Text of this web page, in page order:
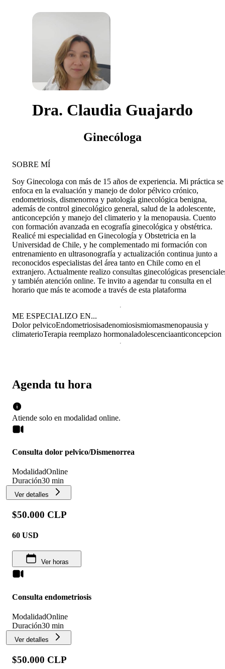
Dra. Claudia Guajardo
Ginecóloga
Agenda tu hora
Atiende solo en modalidad online.
Consulta dolor pelvico/Dismenorrea
ModalidadOnline
Duración30 min
Ver detalles
$50.000 CLP
60 USD
Ver horas
Consulta endometriosis
ModalidadOnline
Duración30 min
Ver detalles
$50.000 CLP
SOBRE MÍ
Soy Ginecologa con más de 15 años de experiencia. Mi práctica se
enfoca en la evaluación y manejo de dolor pélvico crónico,
endometriosis, dismenorrea y patología ginecológica benigna,
además de control ginecológico general, salud de la adolescente,
anticoncepción y manejo del climaterio y la menopausia. Cuento
con formación avanzada en ecografía ginecológica y obstétrica.
Realicé mi especialidad en Ginecología y Obstetricia en la
Universidad de Chile, y he complementado mi formación con
entrenamiento en ultrasonografía y actualización continua junto a
reconocidos especialistas del área tanto en Chile como en el
extranjero. Actualmente realizo consultas ginecológicas
y también atención online. Te invito a agendar tu consulta en el
horario que más te acomode a través de esta plataforma
ME ESPECIALIZO EN...
Dolor pelvicoEndometriosisadenomiosismiomasmenopausia y
climaterioTerapia reemplazo hormonaladolescenciaanticoncepcion